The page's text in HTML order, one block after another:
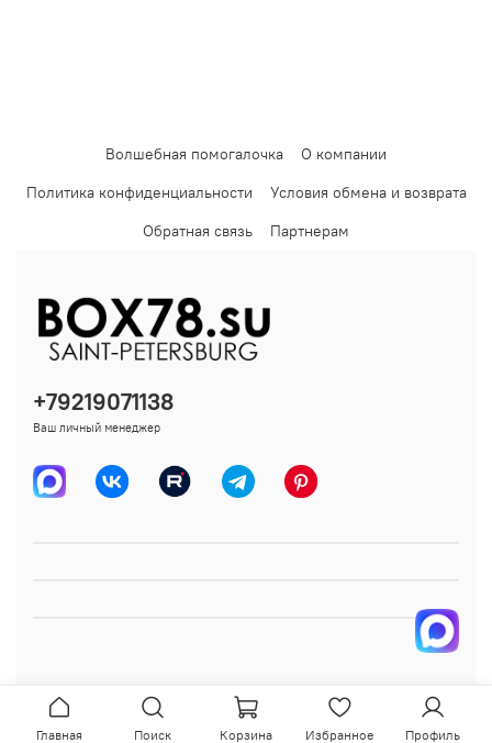
Волшебная помогалочка
О компании
Политика конфиденциальности
Условия обмена и возврата
Обратная связь
Партнерам
+79219071138
Ваш личный менеджер
Главная Поиск Корзина Избранное Профиль